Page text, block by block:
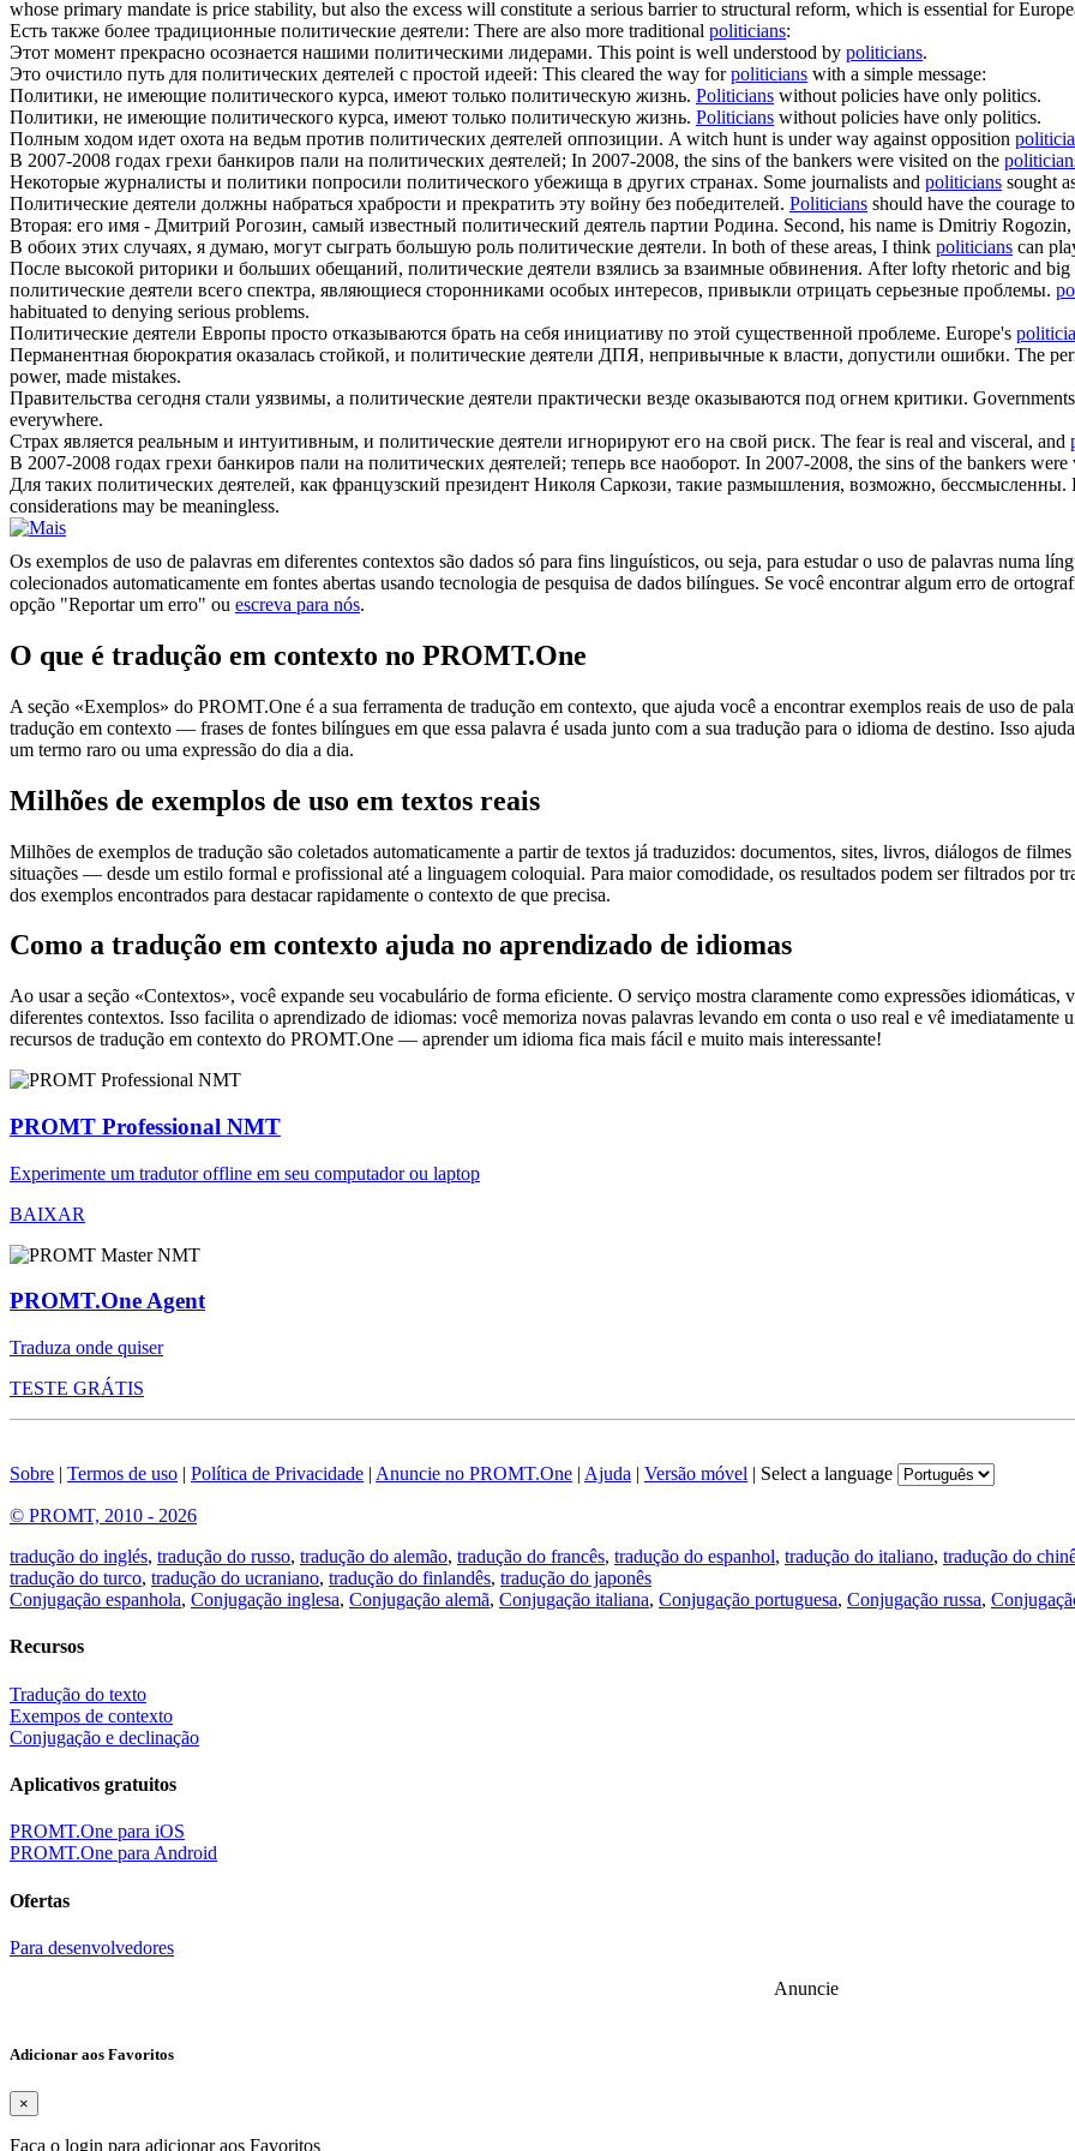
whose primary mandate is price stability, but also the excess will constitute a serious barrier to structural reform, which is essential for
Есть также более традиционные политические деятели: There are also more traditional politicians:
Этот момент прекрасно осознается нашими политическими лидерами. This point is well understood by politicians.
Это очистило путь для политических деятелей с простой идеей: This cleared the way forpoliticians with a simple message:
Политики, не имеющие политического курса, имеют только политическую жизнь. Politicians without policies have only politics.
Политики, не имеющие политического курса, имеют только политическую жизнь. Politicians without policies have only politics.
Полным ходом идет охота на ведьм против политических деятелей оппозиции. A witch hunt is under way against opposition
В 2007-2008 годах грехи банкиров пали на политических деятелей; In 2007-2008, the sins of the bankers were visited on the
Некоторые журналисты и политики попросили политического убежища в других странах. Some journalists and politicians sought
Политические деятели должны набраться храбрости и прекратить эту войну без победителей. Politicians should have the courage
Вторая: его имя - Дмитрий Рогозин, самый известный политический деятель партии Родина. Second, his name is Dmitriy
В обоих этих случаях, я думаю, могут сыграть большую роль политические деятели. In both of these areas, I think politicians can
После высокой риторики и больших обещаний, политические деятели взялись за взаимные обвинения. After lofty rhetoric and
политические деятели всего спектра, являющиеся сторонниками особых интересов, привыкли отрицать серьезные проблемы.
habituated to denying serious problems.
Политические деятели Европы просто отказываются брать на себя инициативу по этой существенной проблеме. Europe's
Перманентная бюрократия оказалась стойкой, и политические деятели ДПЯ, непривычные к власти, допустили ошибки. The
power, made mistakes.
Правительства сегодня стали уязвимы, а политические деятели практически везде оказываются под огнем критики.
everywhere.
Страх является реальным и интуитивным, и политические деятели игнорируют его на свой риск. The fear is real and visceral, and
В 2007-2008 годах грехи банкиров пали на политических деятелей; теперь все наоборот. In 2007-2008, the sins of the bankers
Для таких политических деятелей, как французский президент Николя Саркози, такие размышления, возможно, бессмысленны.
considerations may be meaningless.
Os exemplos de uso de palavras em diferentes contextos são dados só para fins linguísticos, ou seja, para estudar o uso de palavras numa
colecionados automaticamente em fontes abertas usando tecnologia de pesquisa de dados bilíngues. Se você encontrar algum erro de
opção "Reportar um erro" ou escreva para nós.
O que é tradução em contexto no PROMT.One
A seção «Exemplos» do PROMT.One é a sua ferramenta de tradução em contexto, que ajuda você a encontrar exemplos reais de uso de
tradução em contexto — frases de fontes bilíngues em que essa palavra é usada junto com a sua tradução para o idioma de destino. Isso
um termo raro ou uma expressão do dia a dia.
Milhões de exemplos de uso em textos reais
Milhões de exemplos de tradução são coletados automaticamente a partir de textos já traduzidos: documentos, sites, livros, diálogos de
situações — desde um estilo formal e profissional até a linguagem coloquial. Para maior comodidade, os resultados podem ser filtrados por
dos exemplos encontrados para destacar rapidamente o contexto de que precisa.
Como a tradução em contexto ajuda no aprendizado de idiomas
Ao usar a seção «Contextos», você expande seu vocabulário de forma eficiente. O serviço mostra claramente como expressões
diferentes contextos. Isso facilita o aprendizado de idiomas: você memoriza novas palavras levando em conta o uso real e vê
recursos de tradução em contexto do PROMT.One — aprender um idioma fica mais fácil e muito mais interessante!
PROMT Professional NMT
Experimente um tradutor offline em seu computador ou laptop
BAIXAR
PROMT.One Agent
Traduza onde quiser
TESTE GRÁTIS
Sobre | Termos de uso | Política de Privacidade | Anuncie no PROMT.One | Ajuda | Versão móvel | Select a language
© PROMT, 2010 - 2026
tradução do inglés, tradução do russo, tradução do alemão, tradução do francês, tradução do espanhol, tradução do italiano, tradução do
tradução do turco, tradução do ucraniano, tradução do finlandês, tradução do japonês
Conjugação espanhola, Conjugação inglesa, Conjugação alemã, Conjugação italiana, Conjugação portuguesa, Conjugação russa,
Recursos
Tradução do texto
Exempos de contexto
Conjugação e declinação
Aplicativos gratuitos
PROMT.One para iOS
PROMT.One para Android
Ofertas
Para desenvolvedores
Anuncie
Adicionar aos Favoritos
×
Faça o login para adicionar aos Favoritos